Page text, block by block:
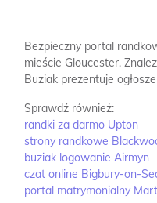
Bezpieczny portal
mieście Gloucester.
Buziak prezentuje
Sprawdź również:
randki za darmo Upton
strony randkowe
buziak logowanie Airmyn
czat online Bigbury-on-
portal matrymonialny